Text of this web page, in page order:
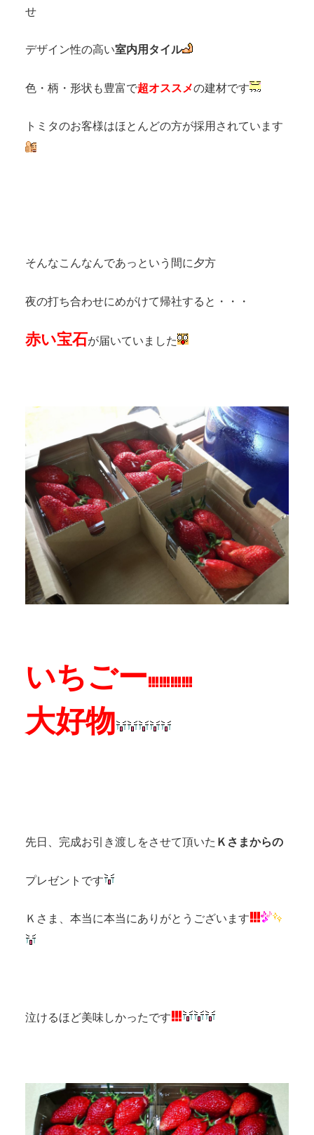
せ
デザイン性の高い室内用タイル
色・柄・形状も豊富で超オススメの建材です
トミタのお客様はほとんどの方が採用されています
そんなこんなんであっという間に夕方
夜の打ち合わせにめがけて帰社すると・・・
赤い宝石が届いていました
いちごー
大好物
先日、完成お引き渡しをさせて頂いた Ｋさまからの
プレゼントです
Ｋさま、本当に本当にありがとうございます
泣けるほど美味しかったです